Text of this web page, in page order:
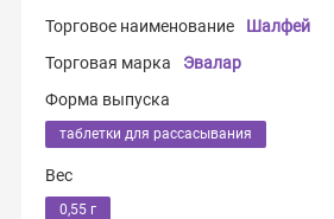
Торговое наименование
Шалфей
Торговая марка
Эвалар
Форма выпуска
таблетки для рассасывания
Вес
0,55 г